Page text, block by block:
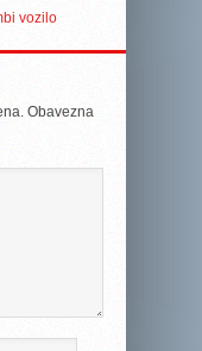
vozilo
Obavezna